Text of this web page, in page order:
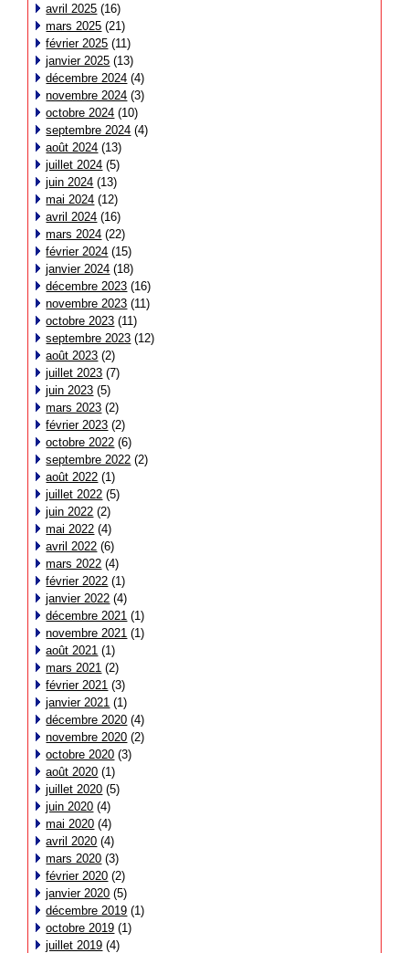
avril 2025 (16)
mars 2025 (21)
février 2025 (11)
janvier 2025 (13)
décembre 2024 (4)
novembre 2024 (3)
octobre 2024 (10)
septembre 2024 (4)
août 2024 (13)
juillet 2024 (5)
juin 2024 (13)
mai 2024 (12)
avril 2024 (16)
mars 2024 (22)
février 2024 (15)
janvier 2024 (18)
décembre 2023 (16)
novembre 2023 (11)
octobre 2023 (11)
septembre 2023 (12)
août 2023 (2)
juillet 2023 (7)
juin 2023 (5)
mars 2023 (2)
février 2023 (2)
octobre 2022 (6)
septembre 2022 (2)
août 2022 (1)
juillet 2022 (5)
juin 2022 (2)
mai 2022 (4)
avril 2022 (6)
mars 2022 (4)
février 2022 (1)
janvier 2022 (4)
décembre 2021 (1)
novembre 2021 (1)
août 2021 (1)
mars 2021 (2)
février 2021 (3)
janvier 2021 (1)
décembre 2020 (4)
novembre 2020 (2)
octobre 2020 (3)
août 2020 (1)
juillet 2020 (5)
juin 2020 (4)
mai 2020 (4)
avril 2020 (4)
mars 2020 (3)
février 2020 (2)
janvier 2020 (5)
décembre 2019 (1)
octobre 2019 (1)
juillet 2019 (4)